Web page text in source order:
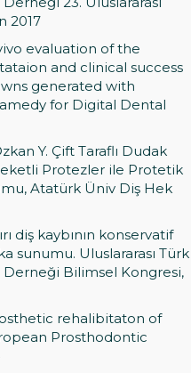
2017
evaluation of the
and clinical success
generated with
for Digital Dental
Y. Çift Taraflı Dudak
Protezler ile Protetik
Atatürk Üniv Diş Hek
diş kaybının konservatif
sunumu. Uluslararası Türk
Bilimsel Kongresi,
rehalibitaton of
Prosthodontic